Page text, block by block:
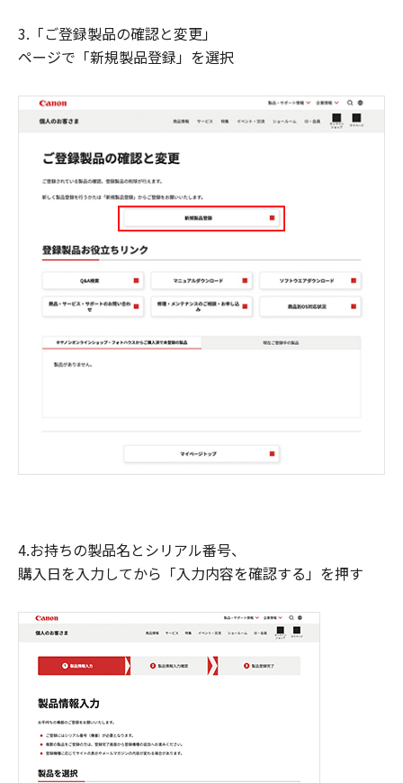
3.「ご登録製品の確認と変更」
ページで「新規製品登録」を選択
4.お持ちの製品名とシリアル番号、
購入日を入力してから「入力内容を確認する」を押す